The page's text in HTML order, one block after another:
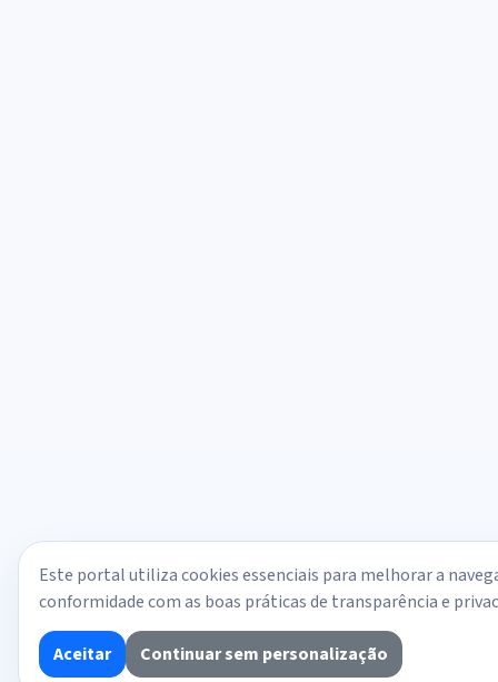
Este portal utiliza cookies essenciais para melhorar a
conformidade com as boas práticas de transparência e
Aceitar Continuar sem personalização